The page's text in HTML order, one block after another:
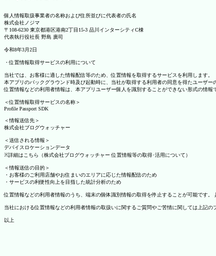
個人情報取扱事業者の名称および住所並びに代表者の氏名
株式会社ノジマ
〒108-6230 東京都港区港南2丁目15-3 品川インターシティC棟
代表執行役社長 野島 廣司
令和8年3月2日
・位置情報取得サービスの利用について
当社では、お客様に適した情報配信等のため、位置情報を取得するサービスを利用します。
本アプリのバックグラウンド時及び起動時に、当社が取得する利用者の同意を得たユーザ
位置情報などの利用者情報は、本アプリユーザー個人を識別することができない形式の情
＜位置情報取得サービスの名称＞
Profile Passport SDK
＜情報送信先＞
株式会社ブログウォッチャー
＜送信される情報＞
デバイスロケーションデータ
※詳細はこちら（株式会社ブログウォッチャー 位置情報等の取得･活用について）
＜情報送信の目的＞
・お客様のご利用店舗やお住まいのエリアに応じた情報配信のため
・サービスの利便性向上を目指した統計分析のため
位置情報などの利用者情報のうち、端末の個体識別情報の取得を停止することが可能です
当社における位置情報などの利用者情報の取扱いに関するご質問やご苦情に関しては上記の
以上